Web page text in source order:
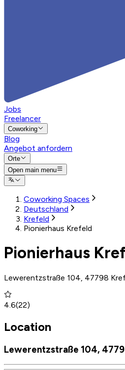
Jobs
Freelancer
Coworking
Blog
Angebot anfordern
Orte
Open main menu
Coworking Spaces
Deutschland
Krefeld
Pionierhaus Krefeld
Pionierhaus
Lewerentzstraße 104, 47798
4.6(22)
Location
Lewerentzstraße 104,